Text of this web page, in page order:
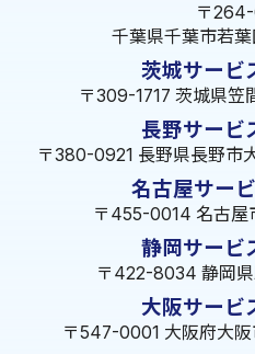
〒
千葉県千葉市若
茨城サービ
〒309-1717 茨城県笠
長野サービ
〒380-0921 長野県長野市
名古屋サー
〒455-0014 名古屋
静岡サービ
〒422-8034 静岡
大阪サービ
〒547-0001 大阪府大